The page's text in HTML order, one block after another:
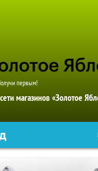
первым!
магазинов «Золотое